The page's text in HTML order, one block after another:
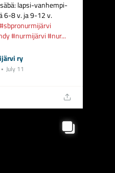
lapsi-vanhempi-
6-8 v. ja 9-12 v.
#sbpronurmijärvi
#nurmijärvi#nur...
ry
July 11